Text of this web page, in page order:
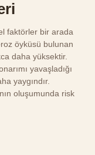
faktörler bir arada
öyküsü bulunan
daha yüksektir.
yavaşladığı
yaygındır.
oluşumunda risk